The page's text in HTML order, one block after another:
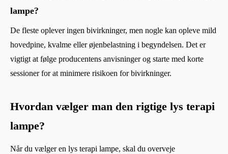
lampe?
De fleste oplever ingen bivirkninger, men nogle kan opleve mild
hovedpine, kvalme eller øjenbelastning i begyndelsen. Det er
vigtigt at følge producentens anvisninger og starte med korte
sessioner for at minimere risikoen for bivirkninger.
Hvordan vælger man den rigtige lys terapi
lampe?
Når du vælger en lys terapi lampe, skal du overveje